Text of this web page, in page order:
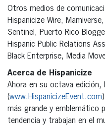
Otros medios de
Hispanicize Wire,
Sentinel, Puerto Rico
Hispanic Public Relations
Black Enterprise, Media
Acerca de Hispanicize
Ahora en su octava edición,
(www.HispanicizeEvent.com
más grande y emblemático
tendencia y trabajan en el